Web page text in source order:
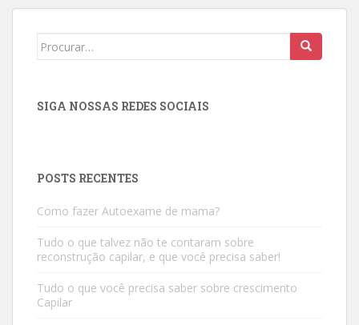
Search
SIGA NOSSAS REDES SOCIAIS
POSTS RECENTES
Como fazer Autoexame de mama?
Tudo o que talvez não te contaram sobre
reconstrução capilar, e que você precisa saber!
Tudo o que você precisa saber sobre crescimento
Capilar